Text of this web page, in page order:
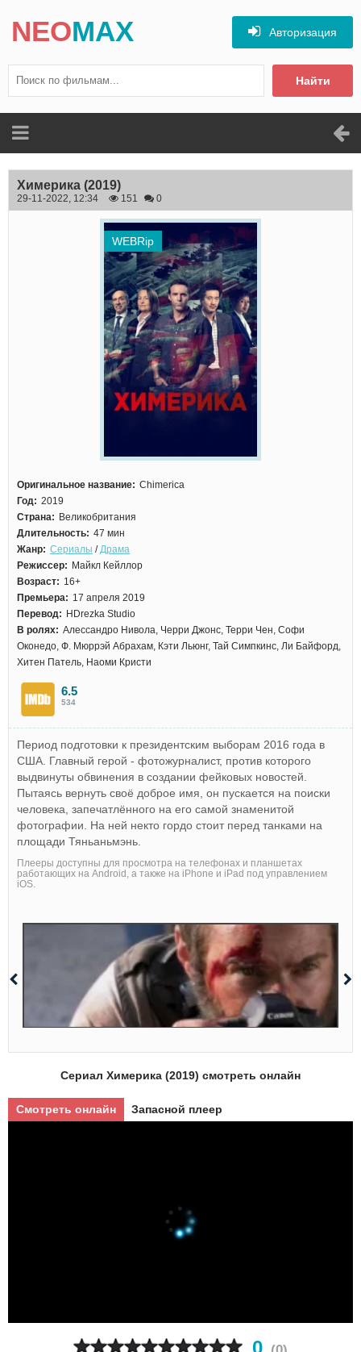
NEOMAX
Найти
Авторизация
Химерика (2019)
29-11-2022, 12:34 151 0
WEBRip
Оригинальное название: Chimerica
Год: 2019
Страна: Великобритания
Длительность: 47 мин
Жанр: Сериалы /Драма
Режиссер: Майкл Кейллор
Возраст: 16+
Премьера: 17 апреля 2019
Перевод: HDrezka Studio
В ролях: Алессандро Нивола, Черри Джонс, Терри Чен, Софи
Оконедо, Ф. Мюррэй Абрахам, Кэти Льюнг, Тай Симпкинс, Ли Байфорд,
Хитен Патель, Наоми Кристи
6.5
534
Период подготовки к президентским выборам 2016 года в
США. Главный герой - фотожурналист, против которого
выдвинуты обвинения в создании фейковых новостей.
Пытаясь вернуть своё доброе имя, он пускается на поиски
человека, запечатлённого на его самой знаменитой
фотографии. На ней некто гордо стоит перед танками на
площади Тяньаньмэнь.
Плееры доступны для просмотра на телефонах и планшетах
работающих на Android, а также на iPhone и iPad под управлением
iOS.
Сериал Химерика (2019) смотреть онлайн
Смотреть онлайн Запасной плеер
0